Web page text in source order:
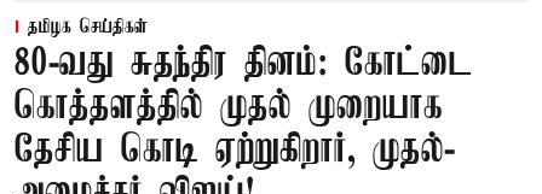
தமிழக செய்திகள்
80-வது சுதந்திர தினம்: கோட்டை
கொத்தளத்தில் முதல் முறையாக
தேசிய கொடி ஏற்றுகிறார், முதல்-